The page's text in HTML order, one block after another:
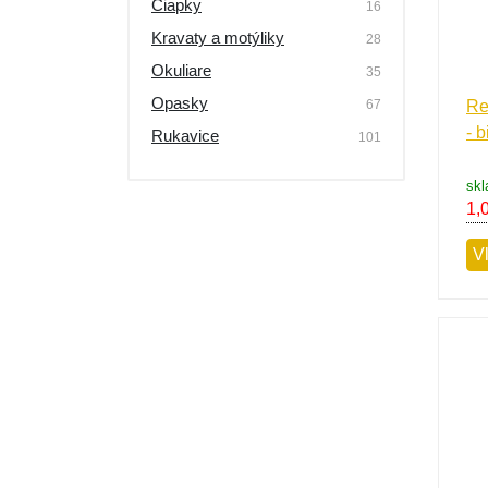
Čiapky 16
Kravaty a motýliky 28
Okuliare 35
Opasky 67
Rukavice 101
-